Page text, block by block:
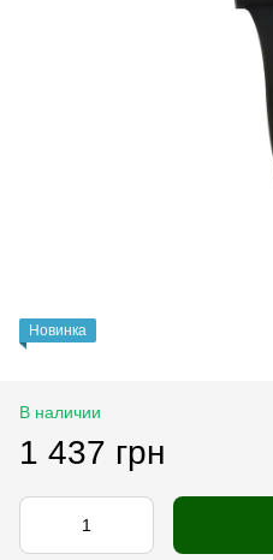
Новинка
В наличии
1 437 грн